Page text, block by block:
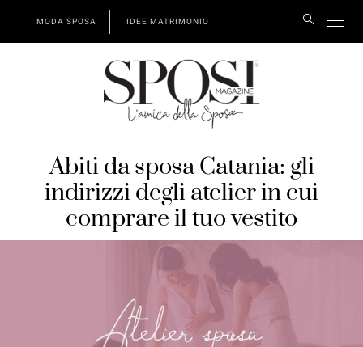
MODA SPOSA IDEE MATRIMONIO
Abiti da sposa Catania: gli
indirizzi degli atelier in cui
comprare il tuo vestito